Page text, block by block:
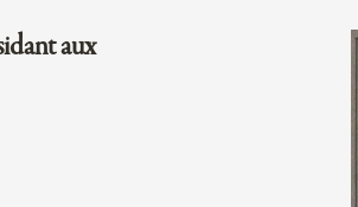
aux